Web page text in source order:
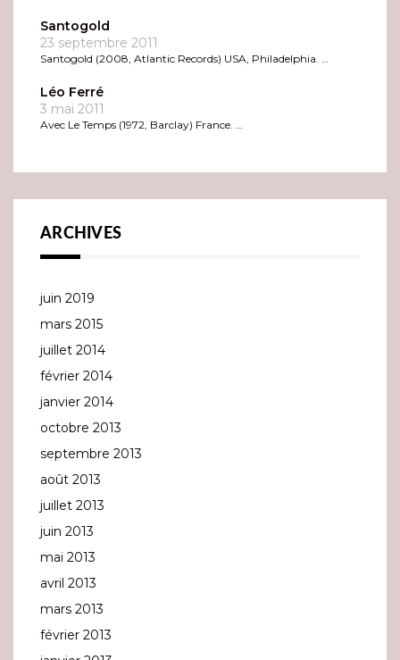
Santogold
23 septembre 2011
Santogold (2008, Atlantic Records) USA, Philadelphia. …
Léo Ferré
3 mai 2011
Avec Le Temps (1972, Barclay) France. …
ARCHIVES
juin 2019
mars 2015
juillet 2014
février 2014
janvier 2014
octobre 2013
septembre 2013
août 2013
juillet 2013
juin 2013
mai 2013
avril 2013
mars 2013
février 2013